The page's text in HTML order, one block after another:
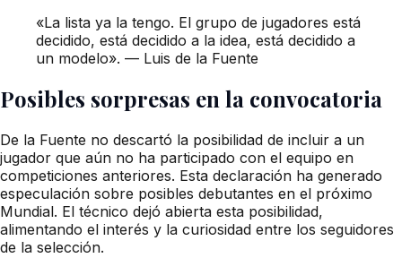
«La lista ya la tengo. El grupo de jugadores está
decidido, está decidido a la idea, está decidido a
un modelo». — Luis de la Fuente
Posibles sorpresas en la convocatoria
De la Fuente no descartó la posibilidad de incluir a un
jugador que aún no ha participado con el equipo en
competiciones anteriores. Esta declaración ha generado
especulación sobre posibles debutantes en el próximo
Mundial. El técnico dejó abierta esta posibilidad,
alimentando el interés y la curiosidad entre los seguidores
de la selección.